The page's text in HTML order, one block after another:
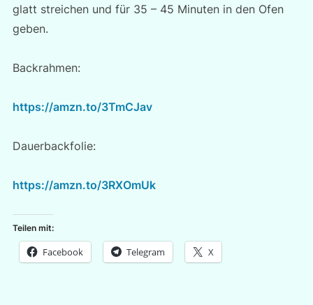
glatt streichen und für 35 – 45 Minuten in den Ofen
geben.
Backrahmen:
https://amzn.to/3TmCJav
Dauerbackfolie:
https://amzn.to/3RXOmUk
Teilen mit:
Facebook Telegram X